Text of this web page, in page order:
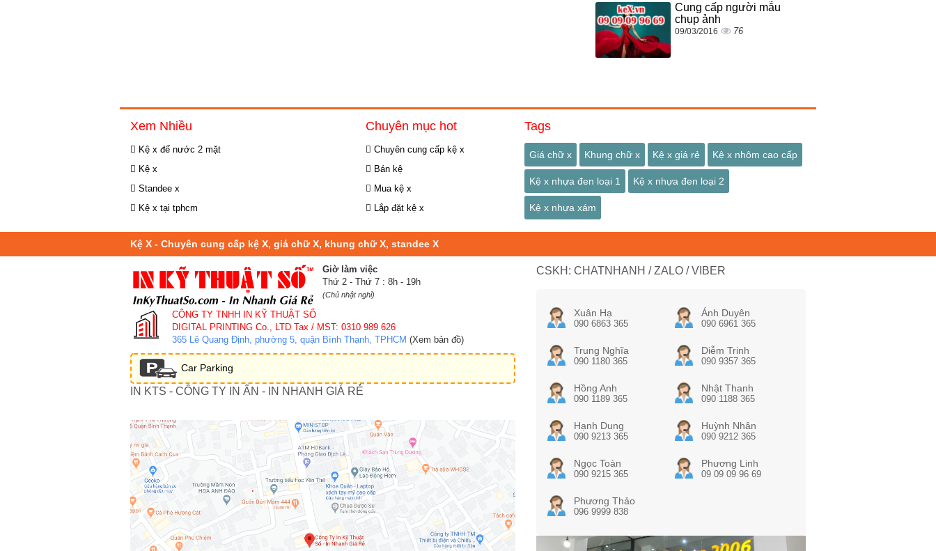
Cung cấp người mẫu
chụp ảnh
09/03/2016 76
Xem Nhiều
Kệ x đế nước 2 mặt
Kệ x
Standee x
Kệ x tại tphcm
Chuyên mục hot
Chuyên cung cấp kệ x
Bán kệ
Mua kệ x
Lắp đặt kệ x
Tags
Giá chữ x Khung chữ x Kệ x giá rẻ Kệ x nhôm cao cấp
Kệ x nhựa đen loại 1 Kệ x nhựa đen loại 2
Kệ x nhựa xám
Kệ X - Chuyên cung cấp kệ X, giá chữ X, khung chữ X, standee X
Giờ làm việc
Thứ 2 - Thứ 7 : 8h - 19h
(Chủ nhật nghỉ)
CÔNG TY TNHH IN KỸ THUẬT SỐ
DIGITAL PRINTING Co., LTD Tax / MST: 0310 989 626
365 Lê Quang Định, phường 5, quận Bình Thạnh, TPHCM (Xem bản đồ)
Car Parking
IN KTS - CÔNG TY IN ẤN - IN NHANH GIÁ RẺ
CSKH: CHATNHANH / ZALO / VIBER
Xuân Hạ
090 6863 365
Ánh Duyên
090 6961 365
Trung Nghĩa
090 1180 365
Diễm Trinh
090 9357 365
Hồng Anh
090 1189 365
Nhật Thanh
090 1188 365
Hạnh Dung
090 9213 365
Huỳnh Nhân
090 9212 365
Ngọc Toàn
090 9215 365
Phương Linh
09 09 09 96 69
Phương Thảo
096 9999 838